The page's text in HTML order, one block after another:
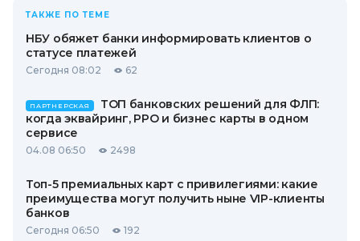
ТАКЖЕ ПО ТЕМЕ
НБУ обяжет банки информировать клиентов о
статусе платежей
Сегодня 08:02 62
ПАРТНЕРСКАЯ
ТОП банковских решений для ФЛП:
когда эквайринг, РРО и бизнес карты в одном
сервисе
04.08 06:50 2498
Топ-5 премиальных карт с привилегиями: какие
преимущества могут получить ныне VIP-клиенты
банков
Сегодня 06:50 192